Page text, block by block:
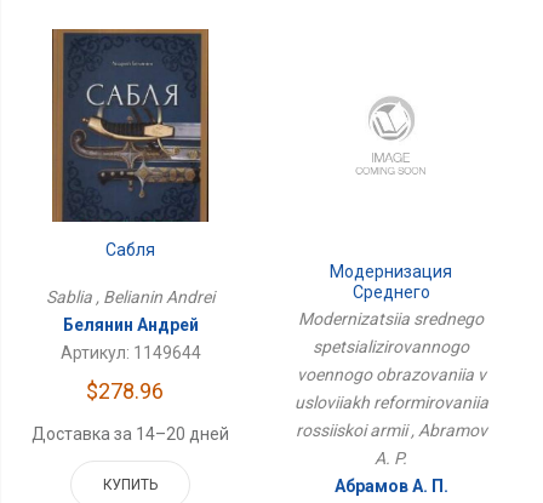
Сабля
Sablia , Belianin Andrei
Белянин Андрей
Артикул: 1149644
$278.96
Доставка за 14–20 дней
КУПИТЬ
Модернизация
Среднего
Специализированного
Военного Образования
В Условиях
Реформирования
Российской Армии
Modernizatsiia srednego
spetsializirovannogo
voennogo obrazovaniia v
usloviiakh reformirovaniia
rossiiskoi armii , Abramov
A. P.
Абрамов А. П.